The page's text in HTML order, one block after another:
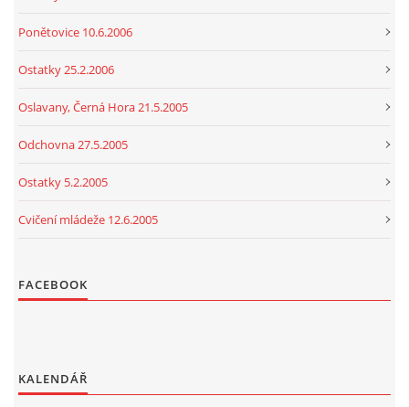
Ponětovice 10.6.2006
Ostatky 25.2.2006
Oslavany, Černá Hora 21.5.2005
Odchovna 27.5.2005
Ostatky 5.2.2005
Cvičení mládeže 12.6.2005
FACEBOOK
KALENDÁŘ